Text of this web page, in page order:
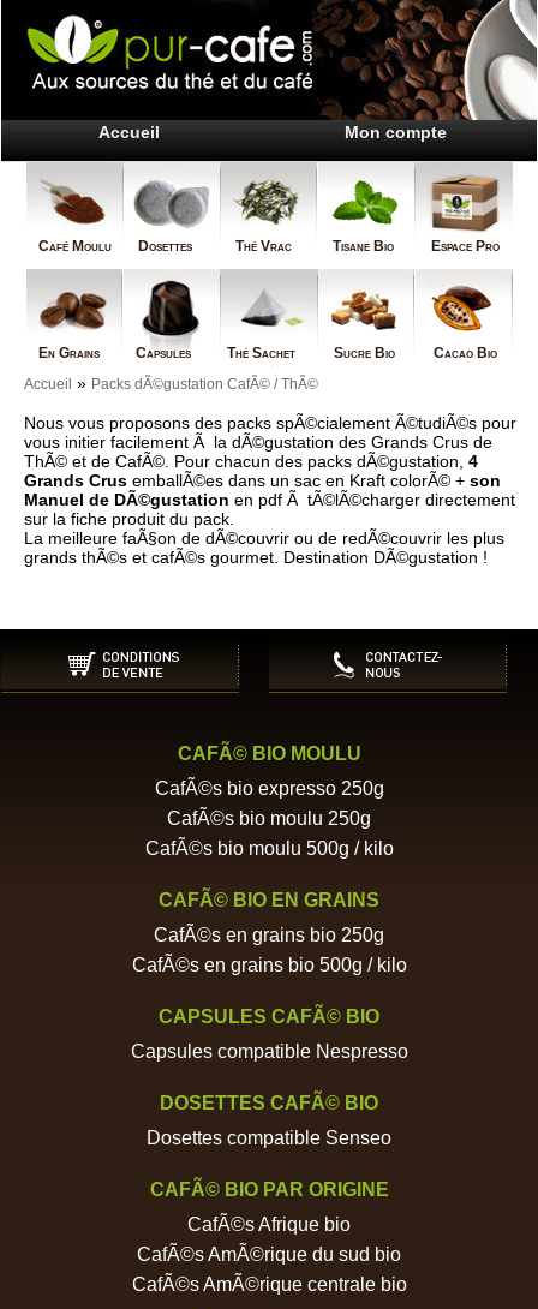
Accueil Mon compte
Café Moulu Dosettes Thé Vrac Tisane Bio Espace Pro
En Grains Capsules Thé Sachet Sucre Bio
Cacao Bio
Accueil » Packs dÃ©gustation CafÃ© / ThÃ©
Nous vous proposons des packs spÃ©cialement Ã©tudiÃ©s pour
vous initier facilement Ã la dÃ©gustation des Grands Crus de
ThÃ© et de CafÃ©. Pour chacun des packs dÃ©gustation, 4
Grands Crus emballÃ©es dans un sac en Kraft colorÃ© + son
Manuel de DÃ©gustation en pdf Ã tÃ©lÃ©charger directement
sur la fiche produit du pack.
La meilleure faÃ§on de dÃ©couvrir ou de redÃ©couvrir les plus
grands thÃ©s et cafÃ©s gourmet. Destination DÃ©gustation !
CAFÃ© BIO MOULU
CafÃ©s bio expresso 250g
CafÃ©s bio moulu 250g
CafÃ©s bio moulu 500g / kilo
CAFÃ© BIO EN GRAINS
CafÃ©s en grains bio 250g
CafÃ©s en grains bio 500g / kilo
CAPSULES CAFÃ© BIO
Capsules compatible Nespresso
DOSETTES CAFÃ© BIO
Dosettes compatible Senseo
CAFÃ© BIO PAR ORIGINE
CafÃ©s Afrique bio
CafÃ©s AmÃ©rique du sud bio
CafÃ©s AmÃ©rique centrale bio